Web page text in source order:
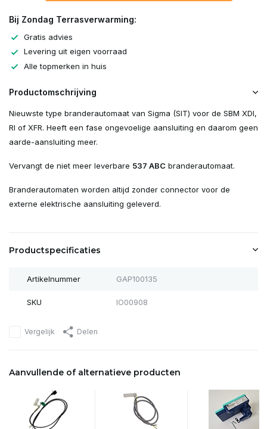
Bij Zondag Terrasverwarming:
Gratis advies
Levering uit eigen voorraad
Alle topmerken in huis
Productomschrijving
Nieuwste type branderautomaat van Sigma (SIT) voor de SBM XDI,
RI of XFR. Heeft een fase ongevoelige aansluiting en daarom geen
aarde-aansluiting meer.
Vervangt de niet meer leverbare 537 ABC branderautomaat.
Branderautomaten worden altijd zonder connector voor de
externe elektrische aansluiting geleverd.
Productspecificaties
Artikelnummer GAP100135
SKU IO00908
Vergelijk Delen
Aanvullende of alternatieve producten